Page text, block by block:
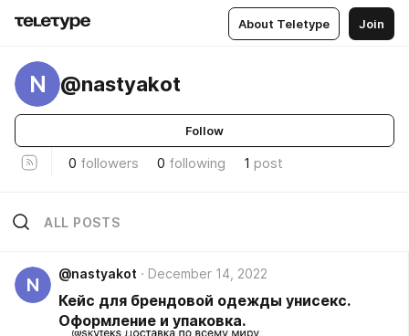
About Teletype Join
N @nastyakot
Follow
0 followers 0 following 1 post
ALL POSTS
N
@nastyakot December 14, 2022
Кейс для брендовой одежды унисекс.
Оформление и упаковка.